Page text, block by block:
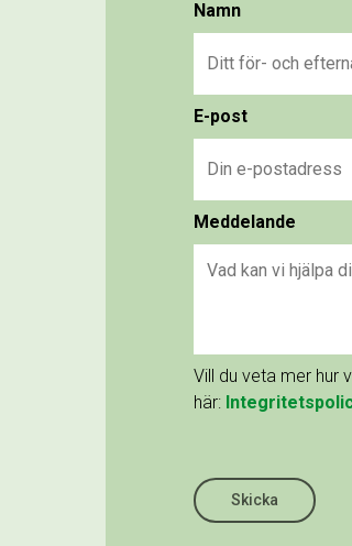
Namn
E-post
Meddelande
Vill du veta mer hur
här: